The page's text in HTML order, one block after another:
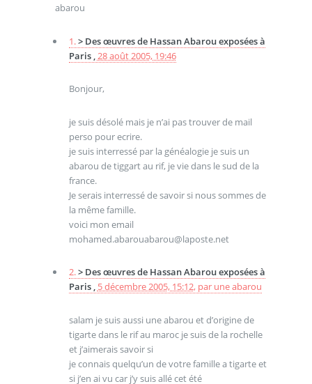
abarou
1.> Des œuvres de Hassan Abarou exposées à
Paris , 28 août 2005, 19:46
Bonjour,
je suis désolé mais je n’ai pas trouver de mail
perso pour ecrire.
je suis interressé par la généalogie je suis un
abarou de tiggart au rif, je vie dans le sud de la
france.
Je serais interressé de savoir si nous sommes de
la même famille.
voici mon email
mohamed.abarouabarou@laposte.net
2.> Des œuvres de Hassan Abarou exposées à
Paris , 5 décembre 2005, 15:12, par une abarou
salam je suis aussi une abarou et d’origine de
tigarte dans le rif au maroc je suis de la rochelle
et j’aimerais savoir si
je connais quelqu’un de votre famille a tigarte et
si j’en ai vu car j’y suis allé cet été